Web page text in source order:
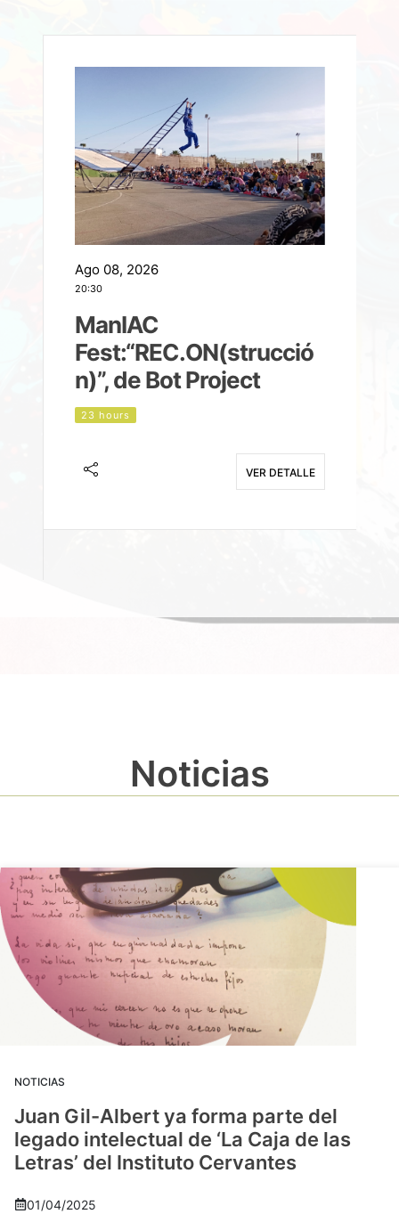
Ago 08, 2026
20:30
ManIAC
Fest:“REC.ON(strucció
n)”, de Bot Project
23 hours
VER DETALLE
Noticias
NOTICIAS
Juan Gil-Albert ya forma parte del
legado intelectual de ‘La Caja de las
Letras’ del Instituto Cervantes
01/04/2025